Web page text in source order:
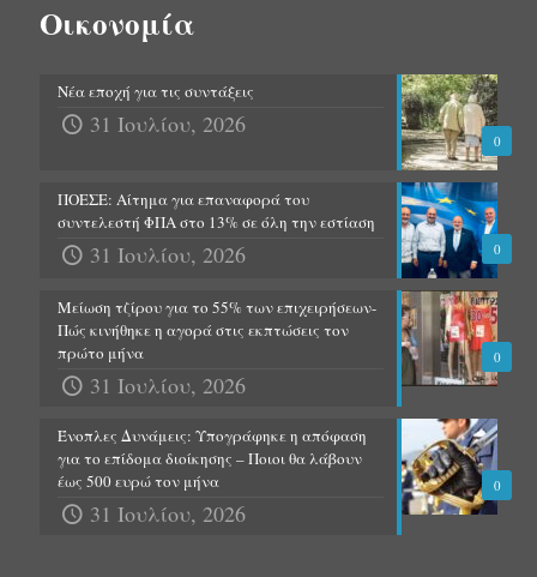
Οικονομία
0
Νέα εποχή για τις συντάξεις
31 Ιουλίου, 2026
0
ΠΟΕΣΕ: Αίτημα για επαναφορά του
συντελεστή ΦΠΑ στο 13% σε όλη την εστίαση
31 Ιουλίου, 2026
0
Μείωση τζίρου για το 55% των επιχειρήσεων-
Πώς κινήθηκε η αγορά στις εκπτώσεις τον
πρώτο μήνα
31 Ιουλίου, 2026
0
Ένοπλες Δυνάμεις: Υπογράφηκε η απόφαση
για το επίδομα διοίκησης – Ποιοι θα λάβουν
έως 500 ευρώ τον μήνα
31 Ιουλίου, 2026